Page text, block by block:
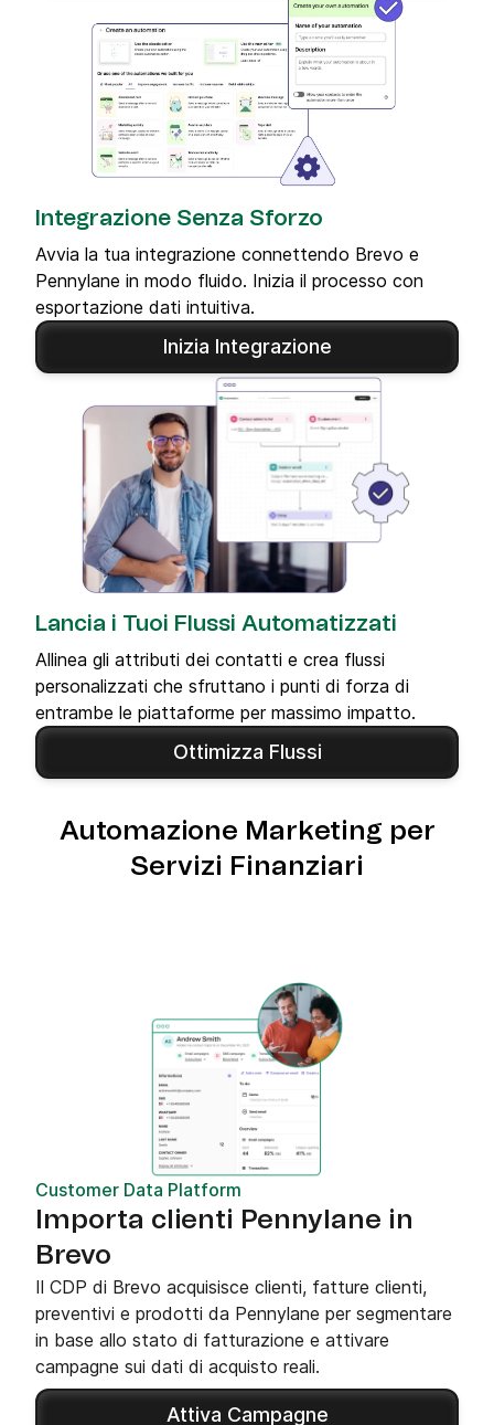
Integrazione Senza Sforzo
Avvia la tua integrazione connettendo Brevo e
Pennylane in modo fluido. Inizia il processo con
esportazione dati intuitiva.
Inizia Integrazione
Lancia i Tuoi Flussi Automatizzati
Allinea gli attributi dei contatti e crea flussi
personalizzati che sfruttano i punti di forza di
entrambe le piattaforme per massimo impatto.
Ottimizza Flussi
Automazione Marketing per
Servizi Finanziari
Customer Data Platform
Importa clienti Pennylane in
Brevo
Il CDP di Brevo acquisisce clienti, fatture clienti,
preventivi e prodotti da Pennylane per segmentare
in base allo stato di fatturazione e attivare
campagne sui dati di acquisto reali.
Attiva Campagne